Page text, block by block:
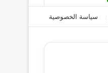
سياسة الخصوصية